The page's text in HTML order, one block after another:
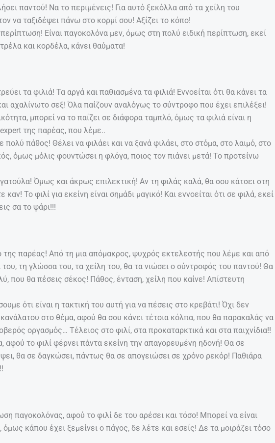
παντού! Να το περιμένεις! Για αυτό ξεκόλλα από τα χείλη του
να ταξιδέψει πάνω στο κορμί σου! Αξίζει το κόπο!
Είναι παγοκολόνα μεν, όμως στη πολύ ειδική περίπτωση, εκεί
και κορδέλα, κάνει θαύματα!
τα φιλιά! Τα αργά και παθιασμένα τα φιλιά! Εννοείται ότι θα κάνει τα
αχαλίνωτο σεξ! Όλα παίζουν αναλόγως το σύντροφο που έχει επιλέξει!
μπορεί να το παίζει σε διάφορα ταμπλό, όμως τα φιλιά είναι η
της παρέας, που λέμε..
πολύ πάθος! Θέλει να φιλάει και να ξανά φιλάει, στο στόμα, στο λαιμό, στο
όμως μόλις φουντώσει η φλόγα, ποιος τον πιάνει μετά! Το προτείνω
γατούλα! Όμως και άκρως επιλεκτική! Αν τη φιλάς καλά, θα σου κάτσει στη
καν! Το φιλί για εκείνη είναι σημάδι μαγικό! Και εννοείται ότι σε φιλά, εκεί
σα το ψάρι!!!
της παρέας! Από τη μια απόμακρος, ψυχρός εκτελεστής που λέμε και από
τη γλώσσα του, τα χείλη του, θα τα νιώσει ο σύντροφός του παντού! Θα
που θα πέσεις σέκος! Πάθος, ένταση, χείλη που καίνε! Απίστευτη
ότι είναι η τακτική του αυτή για να πέσεις στο κρεβάτι! Όχι δεν
στο θέμα, αφού θα σου κάνει τέτοια κόλπα, που θα παρακαλάς να
οργασμός… Τέλειος στο φιλί, στα προκαταρκτικά και στα παιχνίδια!!
αφού το φιλί φέρνει πάντα εκείνη την απαγορευμένη ηδονή! Θα σε
θα σε δαγκώσει, πάντως θα σε απογειώσει σε χρόνο ρεκόρ! Παθιάρα
παγοκολόνας, αφού το φιλί δε του αρέσει και τόσο! Μπορεί να είναι
κάπου έχει ξεμείνει ο πάγος, δε λέτε και εσείς! Δε τα μοιράζει τόσο